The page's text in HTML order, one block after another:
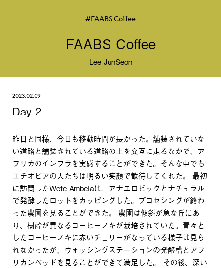
#FAABS Coffee
FAABS Coffee
Lee JunSeon
2023.02.09
Day 2
昨日と同様、今日も移動時間が長かった。舗装されていな
い道路と舗装されている道路の上を交互に走るなかで、ア
フリカのインフラを実感することができた。そんな中でも
エチオピアの人たちは明るい笑顔で歓待してくれた。 最初
に訪問したWete Ambelaは、アナエロビックとナチュラル
で発酵したロットをカッピングした。プロセシングが終わ
った農園を見ることができた。 農園は傾斜が急な丘にあ
り、樹齢が異なるコーヒーノキが栽培されていた。青々と
したコーヒーノキに赤いチェリーがなっている様子は見ら
れなかったが、ウォッシングステーションの発酵槽とアフ
リカンベッドを見ることができて満足した。 その後、深い